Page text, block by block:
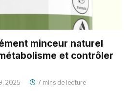
minceur naturel
et contrôler
2025 7 mins de lecture